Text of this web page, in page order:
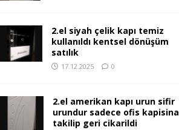
2.el siyah çelik kapı temiz
kullanıldı kentsel dönüşüm
satılık
17.12.2025 0
2.el amerikan kapı urun sifir
urundur sadece ofis kapisina
takilip geri cikarildi